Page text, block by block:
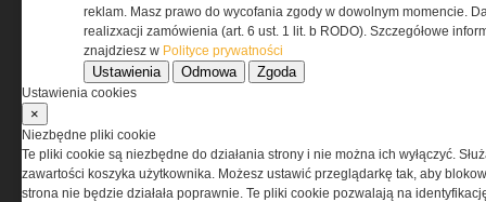
PRYWATNOŚĆ
Ta witryna wykorzystuje pliki cookies do przechowywania
informacji na Twoim komputerze. Pliki cookies stosujemy
w celu świadczenia usług na najwyższym poziomie,
reklam. Masz prawo do wycofania zgody w dowolnym momencie.
realizxacji zamówienia (art. 6 ust. 1 lit. b RODO). Szczegółowe
znajdziesz w Polityce prywatności
Ustawienia Odmowa Zgoda
Ustawienia cookies
×
Niezbędne pliki cookie
Te pliki cookie są niezbędne do działania strony i nie można ich wyłączyć.
zawartości koszyka użytkownika. Możesz ustawić przeglądarkę tak, aby
strona nie będzie działała poprawnie. Te pliki cookie pozwalają na